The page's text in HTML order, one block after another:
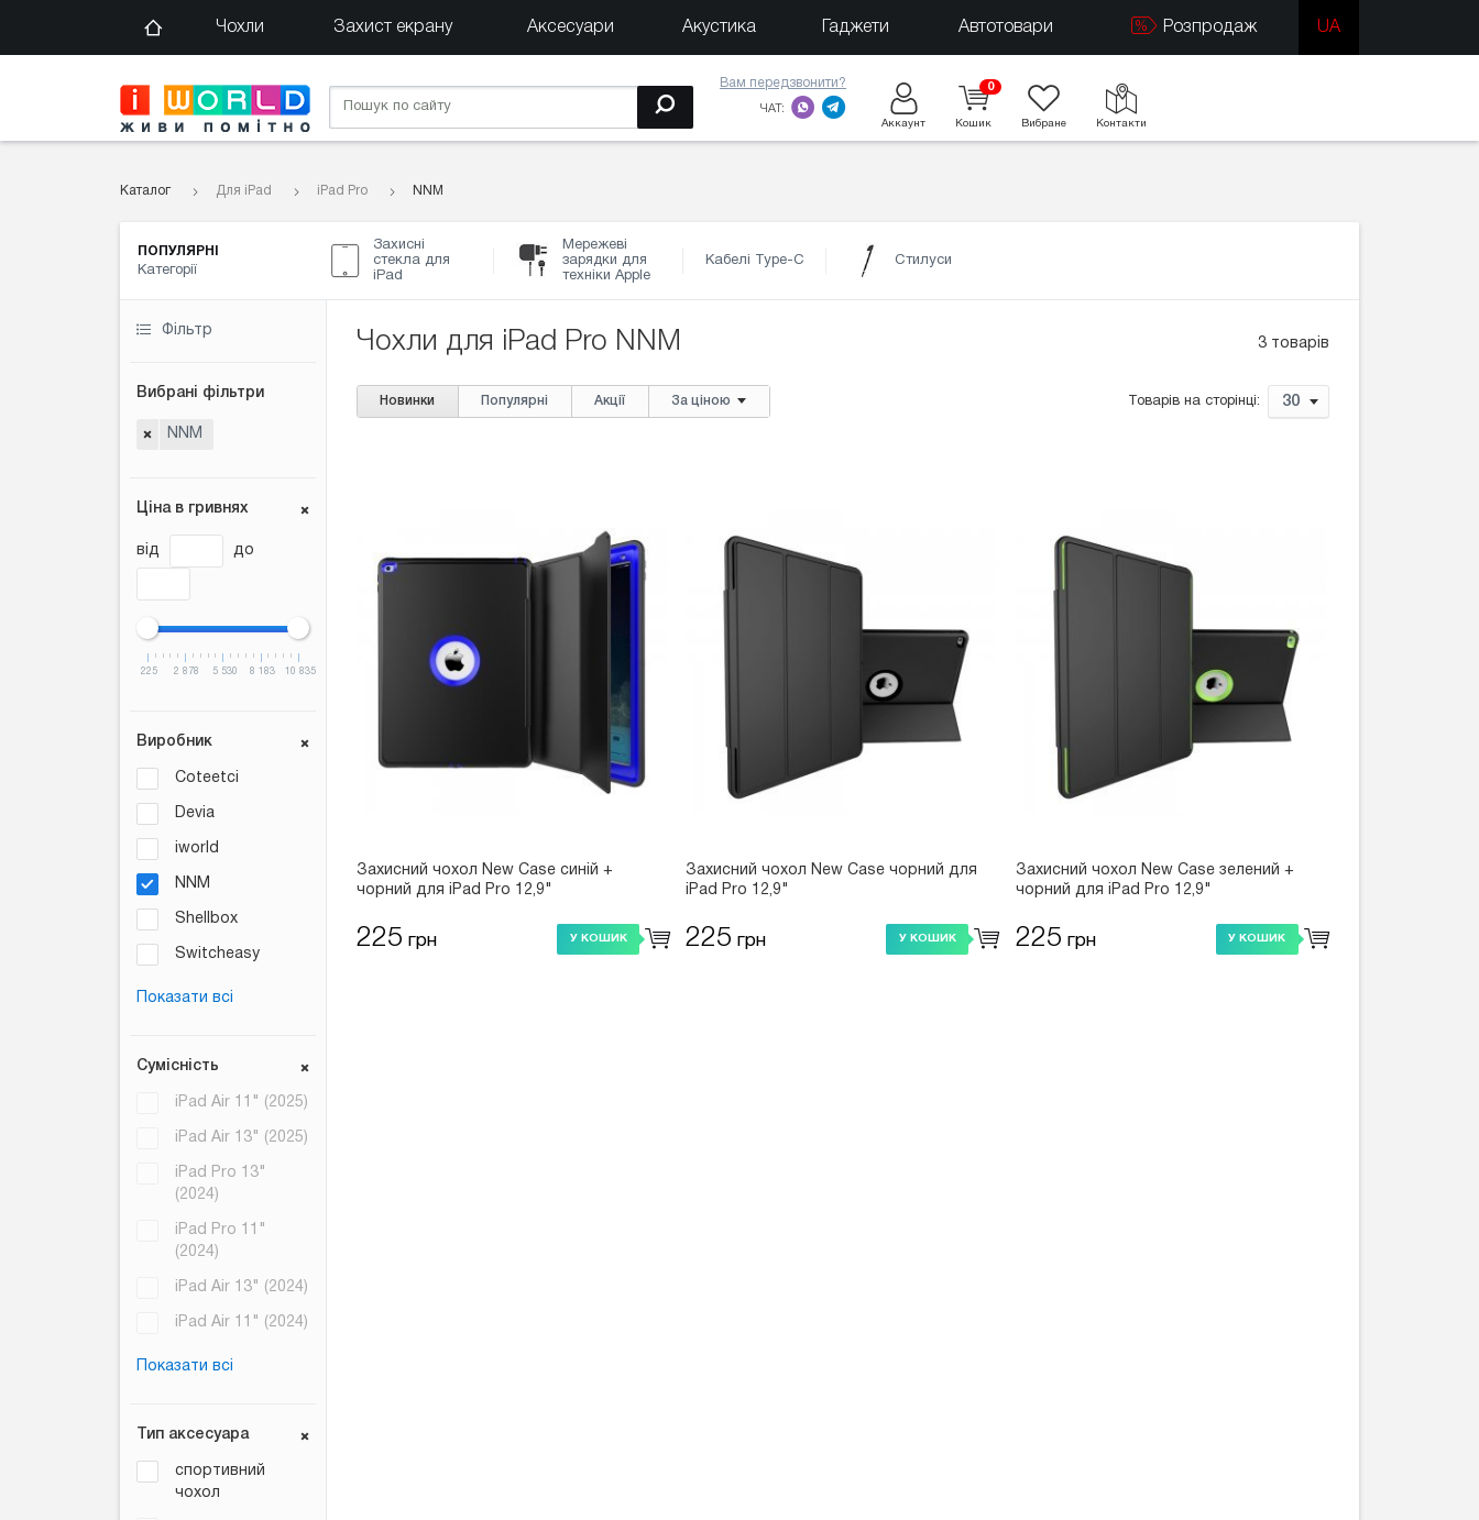
Чохли Захист екрану Аксесуари Акустика Гаджети Автотовари Розпродаж UA
Вам передзвонити?
ЧАТ:
Аккаунт
0
Кошик Вибране Контакти
Каталог Для iPad iPad Pro NNM
ПОПУЛЯРНІ
Категорії
Захисні
стекла для
iPad
Мережеві
зарядки для
техніки Apple
Кабелі Type-C Стилуси
Фільтр
Вибрані фільтри
NNM
Ціна в гривнях
від до
225 2 878 5 530 8 183 10 835
Виробник
Coteetci
Devia
iworld
NNM
Shellbox
Switcheasy
Показати всі
Сумісність
iPad Air 11" (2025)
iPad Air 13" (2025)
iPad Pro 13"
(2024)
iPad Pro 11"
(2024)
iPad Air 13" (2024)
iPad Air 11" (2024)
Показати всі
Тип аксесуара
спортивний
чохол
Чохли для iPad Pro NNM 3 товарів
Новинки Популярні Акції За ціною Товарів на сторінці: 30
Захисний чохол New Case синій +
чорний для iPad Pro 12,9"
225 грн У КОШИК
Захисний чохол New Case чорний для
iPad Pro 12,9"
225 грн У КОШИК
Захисний чохол New Case зелений +
чорний для iPad Pro 12,9"
225 грн У КОШИК